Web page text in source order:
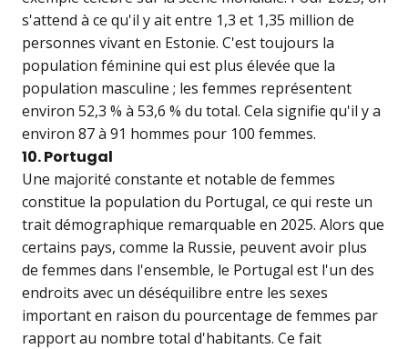
s'attend à ce qu'il y ait entre 1,3 et 1,35 million de
personnes vivant en Estonie. C'est toujours la
population féminine qui est plus élevée que la
population masculine ; les femmes représentent
environ 52,3 % à 53,6 % du total. Cela signifie qu'il y a
environ 87 à 91 hommes pour 100 femmes.
10. Portugal
Une majorité constante et notable de femmes
constitue la population du Portugal, ce qui reste un
trait démographique remarquable en 2025. Alors que
certains pays, comme la Russie, peuvent avoir plus
de femmes dans l'ensemble, le Portugal est l'un des
endroits avec un déséquilibre entre les sexes
important en raison du pourcentage de femmes par
rapport au nombre total d'habitants. Ce fait